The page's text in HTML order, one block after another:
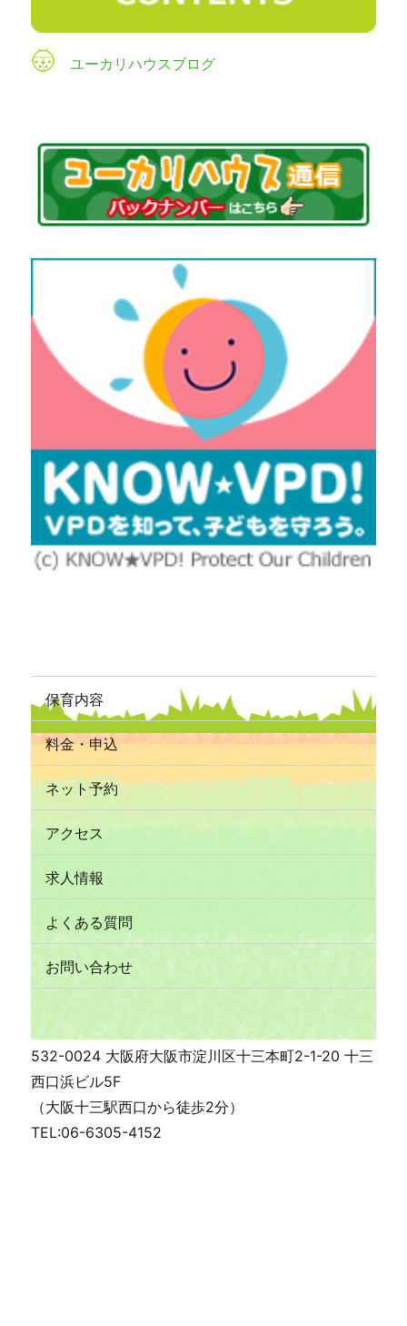
ユーカリハウスブログ
保育内容
料金・申込
ネット予約
アクセス
求人情報
よくある質問
お問い合わせ
532-0024 大阪府大阪市淀川区十三本町2-1-20 十三
西口浜ビル5F
（大阪十三駅西口から徒歩2分）
TEL:06-6305-4152